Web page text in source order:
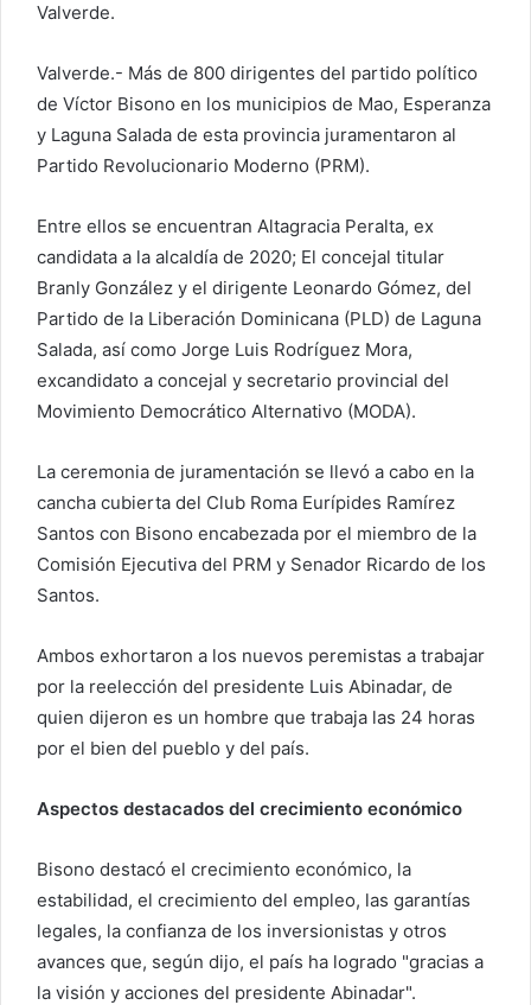
c
t
r
ó
Valverde.
Valverde.- Más de 800 dirigentes del partido político
de Víctor Bisono en los municipios de Mao, Esperanza
y Laguna Salada de esta provincia juramentaron al
Partido Revolucionario Moderno (PRM).
Entre ellos se encuentran Altagracia Peralta, ex
candidata a la alcaldía de 2020; El concejal titular
Branly González y el dirigente Leonardo Gómez, del
Partido de la Liberación Dominicana (PLD) de Laguna
Salada, así como Jorge Luis Rodríguez Mora,
excandidato a concejal y secretario provincial del
Movimiento Democrático Alternativo (MODA).
La ceremonia de juramentación se llevó a cabo en la
cancha cubierta del Club Roma Eurípides Ramírez
Santos con Bisono encabezada por el miembro de la
Comisión Ejecutiva del PRM y Senador Ricardo de los
Santos.
Ambos exhortaron a los nuevos peremistas a trabajar
por la reelección del presidente Luis Abinadar, de
quien dijeron es un hombre que trabaja las 24 horas
por el bien del pueblo y del país.
Aspectos destacados del crecimiento económico
Bisono destacó el crecimiento económico, la
estabilidad, el crecimiento del empleo, las garantías
legales, la confianza de los inversionistas y otros
avances que, según dijo, el país ha logrado "gracias a
la visión y acciones del presidente Abinadar".